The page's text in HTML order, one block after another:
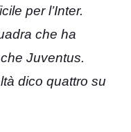
per l’Inter.
che ha
Juventus.
dico quattro su